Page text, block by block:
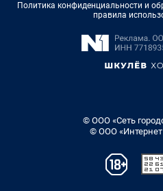
Политика конфиденциальности и
правила
© ООО «Сеть
© ООО «Интернет